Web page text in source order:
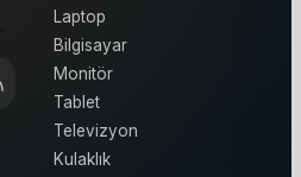
Laptop
Bilgisayar
Monitör
Tablet
Televizyon
Kulaklık